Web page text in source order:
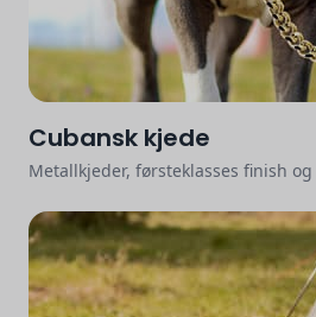
Cubansk kjede
Metallkjeder, førsteklasses finish